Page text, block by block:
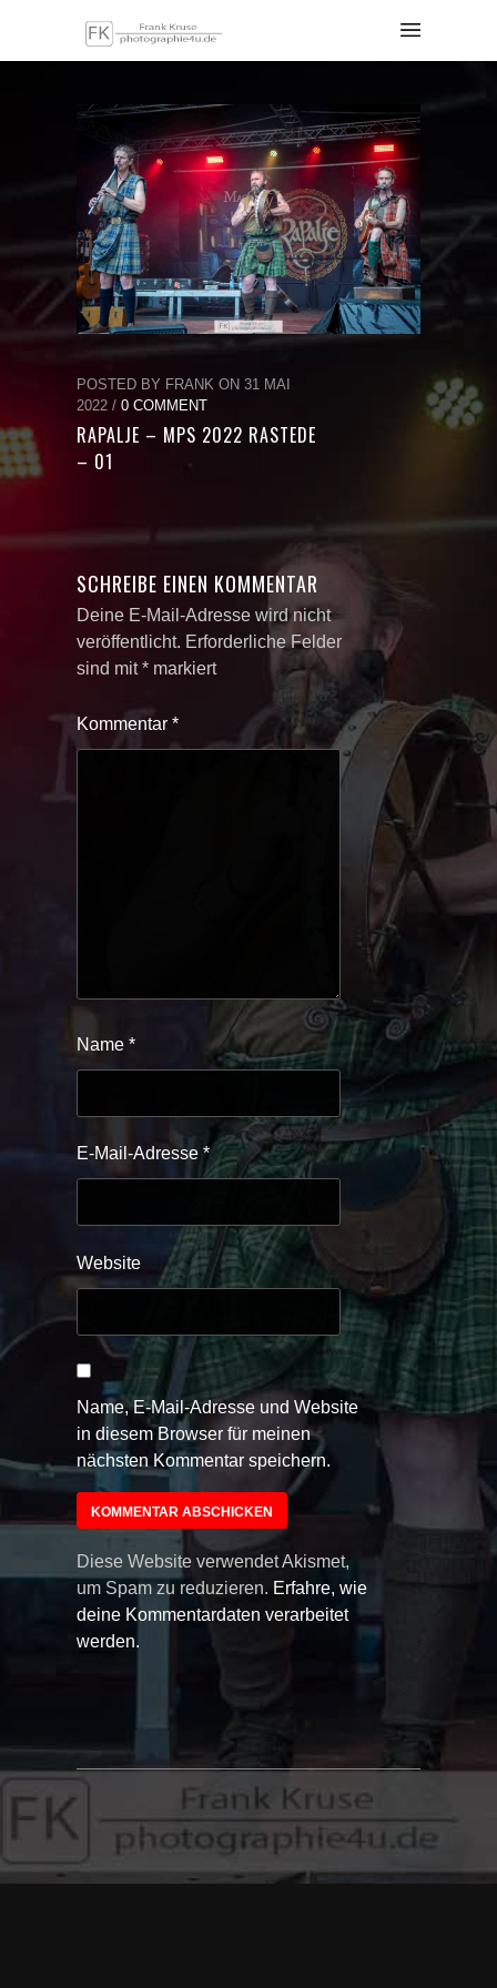
POSTED BY FRANK ON 31 MAI
2022 / 0 COMMENT
RAPALJE – MPS 2022 RASTEDE
– 01
SCHREIBE EINEN KOMMENTAR
Deine E-Mail-Adresse wird nicht
veröffentlicht. Erforderliche Felder
sind mit* markiert
Kommentar *
Name *
E-Mail-Adresse *
Website
Name, E-Mail-Adresse und Website
in diesem Browser für meinen
nächsten Kommentar speichern.
Diese Website verwendet Akismet,
um Spam zu reduzieren. Erfahre, wie
deine Kommentardaten verarbeitet
werden.